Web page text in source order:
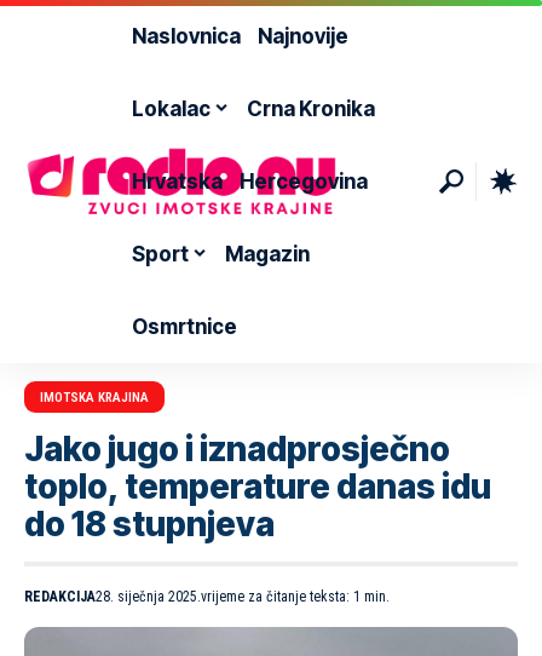
Naslovnica Najnovije
Lokalac Crna Kronika
Hrvatska Hercegovina
Sport Magazin
Osmrtnice
IMOTSKA KRAJINA
Jako jugo i iznadprosječno
toplo, temperature danas idu
do 18 stupnjeva
REDAKCIJA28. siječnja 2025.vrijeme za čitanje teksta: 1 min.